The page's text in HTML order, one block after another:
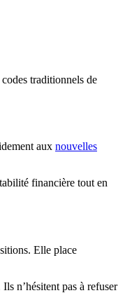
traditionnels de
aux nouvelles
financière tout en
Elle place
n’hésitent pas à refuser